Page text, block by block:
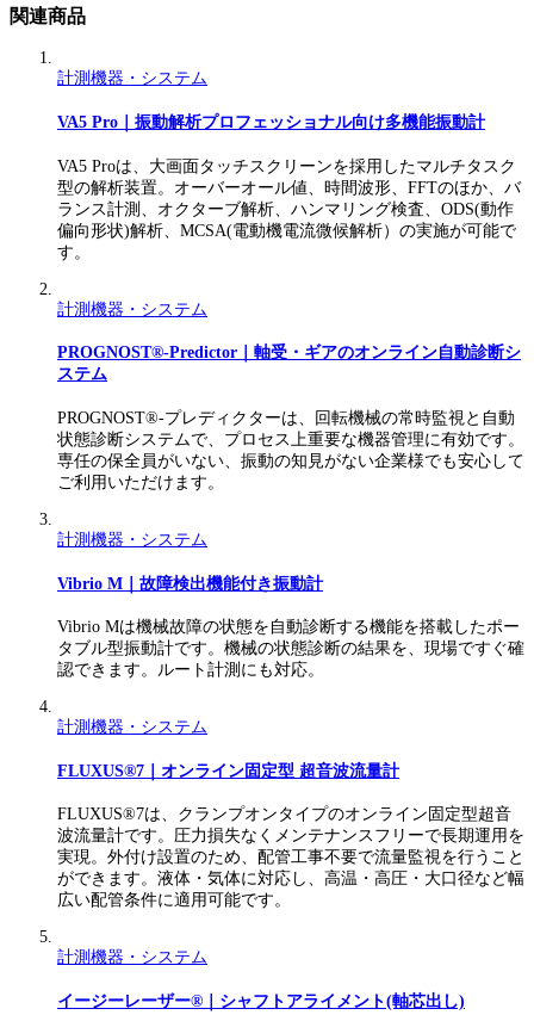
関連商品
計測機器・システム
VA5 Pro｜振動解析プロフェッショナル向け多機能振動計
VA5 Proは、大画面タッチスクリーンを採用したマルチタスク
型の解析装置。オーバーオール値、時間波形、FFTのほか、バ
ランス計測、オクターブ解析、ハンマリング検査、ODS(動作
偏向形状)解析、MCSA(電動機電流微候解析）の実施が可能で
す。
計測機器・システム
PROGNOST®-Predictor｜軸受・ギアのオンライン自動診断シ
ステム
PROGNOST®-プレディクターは、回転機械の常時監視と自動
状態診断システムで、プロセス上重要な機器管理に有効です。
専任の保全員がいない、振動の知見がない企業様でも安心して
ご利用いただけます。
計測機器・システム
Vibrio M｜故障検出機能付き振動計
Vibrio Mは機械故障の状態を自動診断する機能を搭載したポー
タブル型振動計です。機械の状態診断の結果を、現場ですぐ確
認できます。ルート計測にも対応。
計測機器・システム
FLUXUS®7｜オンライン固定型 超音波流量計​
FLUXUS®7は、クランプオンタイプのオンライン固定型超音
波流量計です。圧力損失なくメンテナンスフリーで長期運用を
実現。外付け設置のため、配管工事不要で流量監視を行うこと
ができます。液体・気体に対応し、高温・高圧・大口径など幅
広い配管条件に適用可能です。
計測機器・システム
イージーレーザー®｜シャフトアライメント(軸芯出し)